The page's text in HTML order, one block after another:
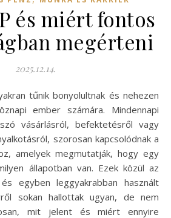
és miért fontos
megérteni
2025.12.14.
ember számára. Mindennapi
vásárlásról, befektetésről vagy
szorosan kapcsolódnak a
amelyek megmutatják, hogy egy
állapotban van. Ezek közül az
egyben leggyakrabban használt
sokan hallottak ugyan, de nem
mit jelent és miért ennyire